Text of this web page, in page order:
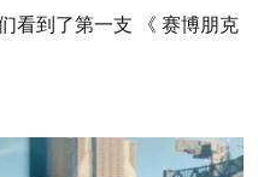
看到了第一支 《 赛博朋克